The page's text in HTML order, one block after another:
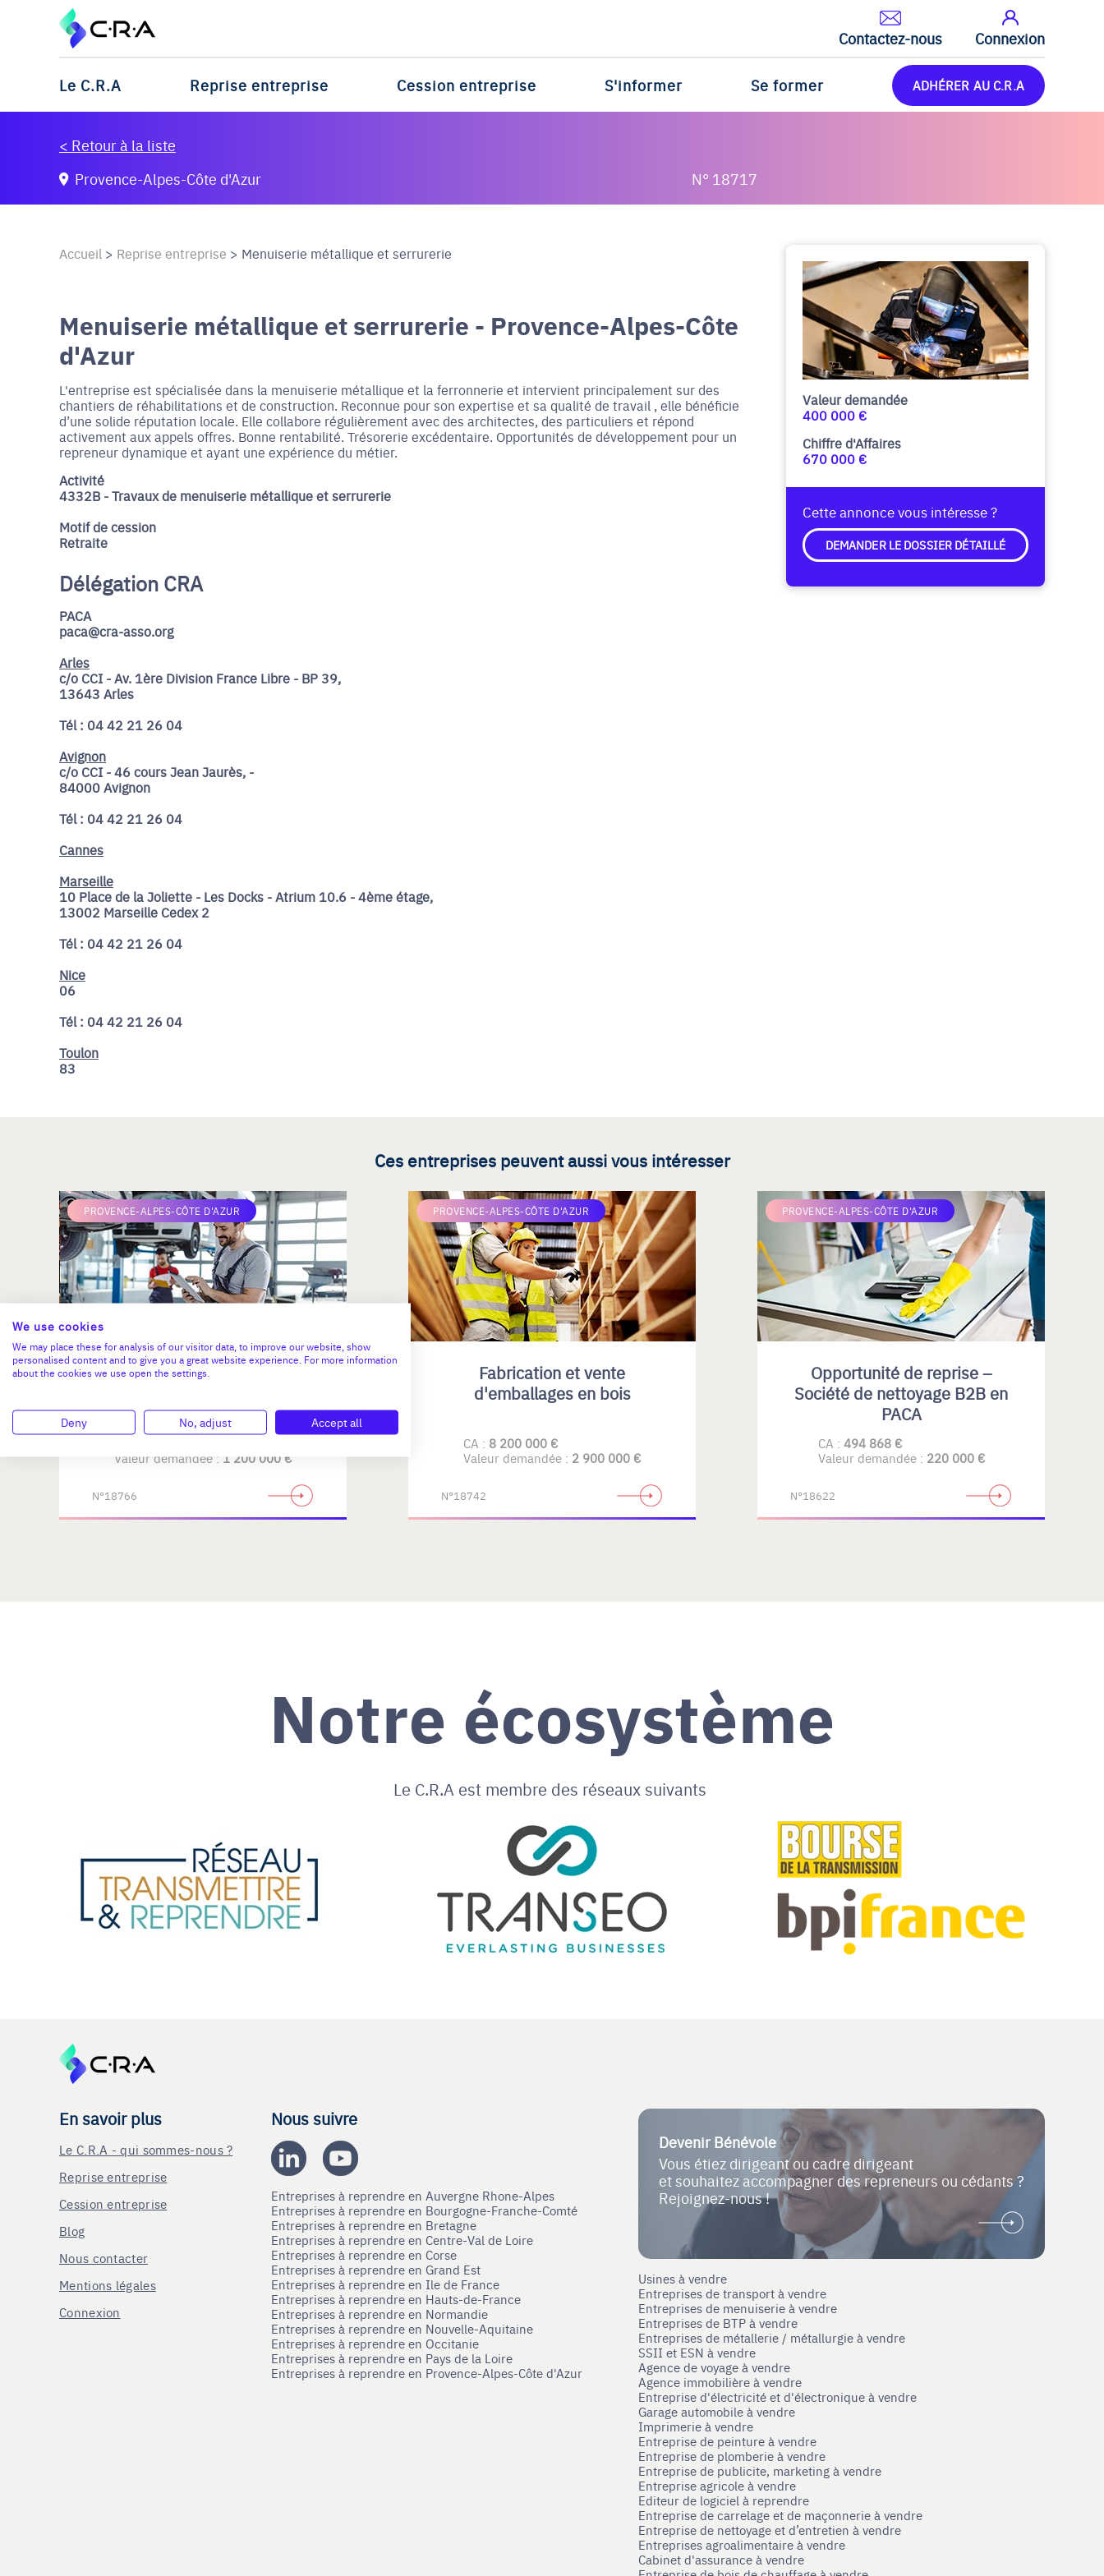
Contactez-nous Connexion
Le C.R.A Reprise entreprise Cession entreprise S'informer Se former ADHÉRER AU C.R.A
< Retour à la liste
N° 18717
Provence-Alpes-Côte d'Azur
Accueil > Reprise entreprise > Menuiserie métallique et serrurerie
Menuiserie métallique et serrurerie - Provence-Alpes-Côte
d'Azur
L'entreprise est spécialisée dans la menuiserie métallique et la ferronnerie et intervient principalement sur des
chantiers de réhabilitations et de construction. Reconnue pour son expertise et sa qualité de travail , elle bénéficie
d’une solide réputation locale. Elle collabore régulièrement avec des architectes, des particuliers et répond
activement aux appels offres. Bonne rentabilité. Trésorerie excédentaire. Opportunités de développement pour un
repreneur dynamique et ayant une expérience du métier.
Activité
4332B - Travaux de menuiserie métallique et serrurerie
Motif de cession
Retraite
Valeur demandée
400 000 €
Chiffre d'Affaires
670 000 €
Cette annonce vous intéresse ?
DEMANDER LE DOSSIER DÉTAILLÉ
Délégation CRA
PACA
paca@cra-asso.org
Arles
c/o CCI - Av. 1ère Division France Libre - BP 39,
13643 Arles
Tél : 04 42 21 26 04
Avignon
c/o CCI - 46 cours Jean Jaurès, -
84000 Avignon
Tél : 04 42 21 26 04
Cannes
Marseille
10 Place de la Joliette - Les Docks - Atrium 10.6 - 4ème étage,
13002 Marseille Cedex 2
Tél : 04 42 21 26 04
Nice
06
Tél : 04 42 21 26 04
Toulon
83
Ces entreprises peuvent aussi vous intéresser
PROVENCE-ALPES-CÔTE D'AZUR
CTA Peugeot et Citroen
Valeur demandée : 1 200 000 €
N°18766
PROVENCE-ALPES-CÔTE D'AZUR
Fabrication et vente
d'emballages en bois
CA : 8 200 000 €
Valeur demandée : 2 900 000 €
N°18742
PROVENCE-ALPES-CÔTE D'AZUR
Opportunité de reprise –
Société de nettoyage B2B en
PACA
CA : 494 868 €
Valeur demandée : 220 000 €
N°18622
Notre écosystème
Le C.R.A est membre des réseaux suivants
En savoir plus
Le C.R.A - qui sommes-nous ?
Reprise entreprise
Cession entreprise
Blog
Nous contacter
Mentions légales
Connexion
Nous suivre
Entreprises à reprendre en Auvergne Rhone-Alpes
Entreprises à reprendre en Bourgogne-Franche-Comté
Entreprises à reprendre en Bretagne
Entreprises à reprendre en Centre-Val de Loire
Entreprises à reprendre en Corse
Entreprises à reprendre en Grand Est
Entreprises à reprendre en Ile de France
Entreprises à reprendre en Hauts-de-France
Entreprises à reprendre en Normandie
Entreprises à reprendre en Nouvelle-Aquitaine
Entreprises à reprendre en Occitanie
Entreprises à reprendre en Pays de la Loire
Entreprises à reprendre en Provence-Alpes-Côte d'Azur
Devenir Bénévole
Vous étiez dirigeant ou cadre dirigeant
et souhaitez accompagner des repreneurs ou cédants ?
Rejoignez-nous !
Usines à vendre
Entreprises de transport à vendre
Entreprises de menuiserie à vendre
Entreprises de BTP à vendre
Entreprises de métallerie / métallurgie à vendre
SSII et ESN à vendre
Agence de voyage à vendre
Agence immobilière à vendre
Entreprise d'électricité et d'électronique à vendre
Garage automobile à vendre
Imprimerie à vendre
Entreprise de peinture à vendre
Entreprise de plomberie à vendre
Entreprise de publicite, marketing à vendre
Entreprise agricole à vendre
Editeur de logiciel à reprendre
Entreprise de carrelage et de maçonnerie à vendre
Entreprise de nettoyage et d’entretien à vendre
Entreprises agroalimentaire à vendre
Cabinet d'assurance à vendre
We use cookies
We may place these for analysis of our visitor data, to improve our website, show
personalised content and to give you a great website experience. For more information
about the cookies we use open the settings.
Deny No, adjust Accept all